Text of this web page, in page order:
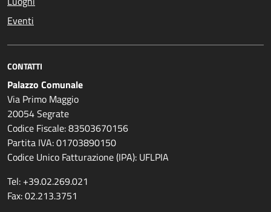
Eventi
CONTATTI
Palazzo Comunale
Via Primo Maggio
20054 Segrate
Codice Fiscale: 83503670156
Partita IVA: 01703890150
Codice Unico Fatturazione (IPA): UFLPIA
Tel: +39.02.269.021
Fax: 02.213.3751